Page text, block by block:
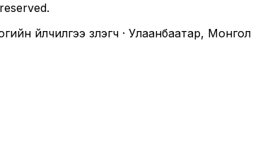
үйлчилгээ үзүүлэгч · Улаанбаатар, Монгол